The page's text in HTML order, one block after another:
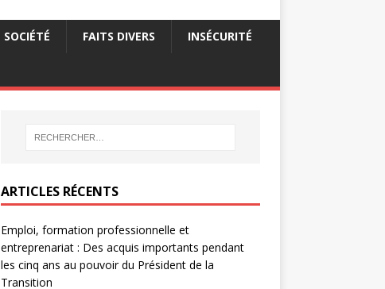
SOCIÉTÉ FAITS DIVERS INSÉCURITÉ
ARTICLES RÉCENTS
Emploi, formation professionnelle et
entreprenariat : Des acquis importants pendant
les cinq ans au pouvoir du Président de la
Transition